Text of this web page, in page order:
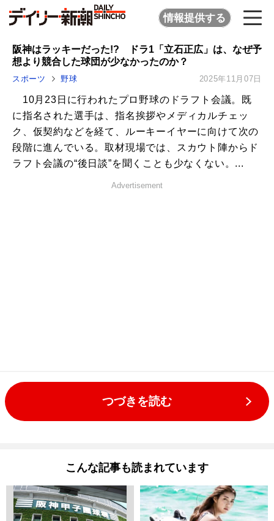
情報提供する
阪神はラッキーだった!? ドラ1「立石正広」は、なぜ予
想より競合した球団が少なかったのか？
スポーツ 野球 2025年11月07日
10月23日に行われたプロ野球のドラフト会議。既
に指名された選手は、指名挨拶やメディカルチェッ
ク、仮契約などを経て、ルーキーイヤーに向けて次の
段階に進んでいる。取材現場では、スカウト陣からド
ラフト会議の“後日談”を聞くことも少なくない。...
Advertisement
つづきを読む
こんな記事も読まれています